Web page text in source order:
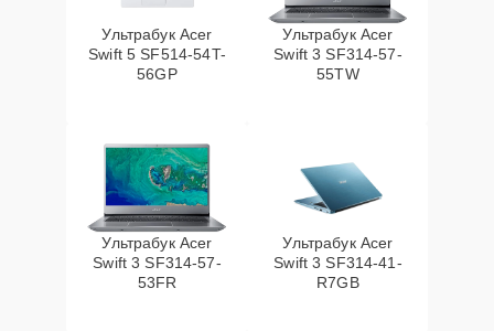
Ультрабук Acer
Swift 5 SF514-54T-
56GP
Ультрабук Acer
Swift 3 SF314-57-
55TW
Ультрабук Acer
Swift 3 SF314-57-
53FR
Ультрабук Acer
Swift 3 SF314-41-
R7GB